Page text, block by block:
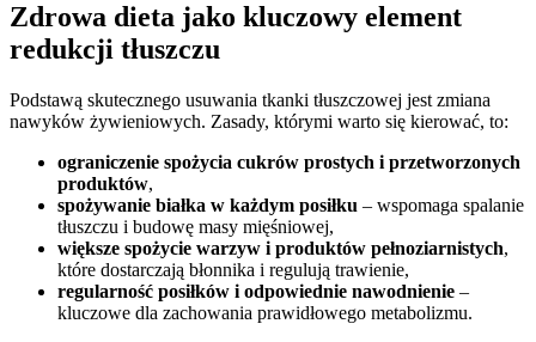
Zdrowa dieta jako kluczowy element
redukcji tłuszczu
Podstawą skutecznego usuwania tkanki tłuszczowej jest zmiana
nawyków żywieniowych. Zasady, którymi warto się kierować, to:
ograniczenie spożycia cukrów prostych i przetworzonych
produktów,
spożywanie białka w każdym posiłku – wspomaga spalanie
tłuszczu i budowę masy mięśniowej,
większe spożycie warzyw i produktów pełnoziarnistych,
które dostarczają błonnika i regulują trawienie,
regularność posiłków i odpowiednie nawodnienie –
kluczowe dla zachowania prawidłowego metabolizmu.